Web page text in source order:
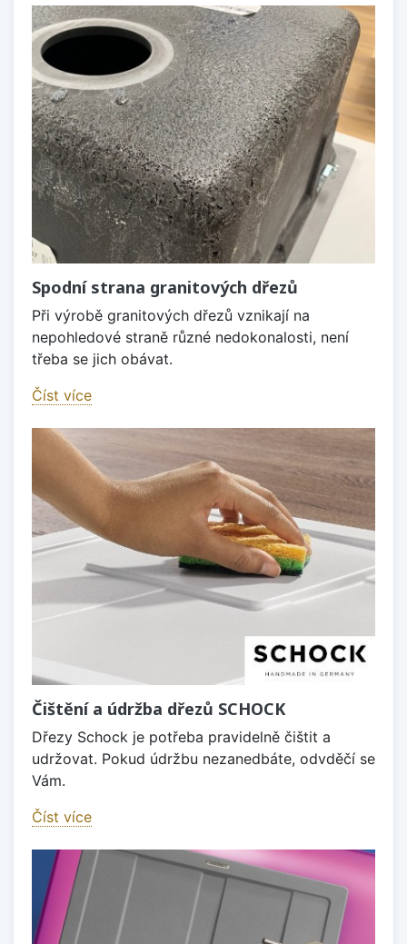
Spodní strana granitových dřezů
Při výrobě granitových dřezů vznikají na
nepohledové straně různé nedokonalosti, není
třeba se jich obávat.
Číst více
Čištění a údržba dřezů SCHOCK
Dřezy Schock je potřeba pravidelně čištit a
udržovat. Pokud údržbu nezanedbáte, odvděčí se
Vám.
Číst více